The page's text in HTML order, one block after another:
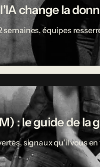
change la
semaines, équipes
: le guide de
signaux qu'il vous